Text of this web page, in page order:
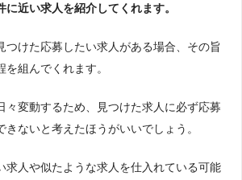
近い求人を紹介してくれます。
つけた応募したい求人がある場合、その旨
組んでくれます。
々変動するため、見つけた求人に必ず応募
きないと考えたほうがいいでしょう。
求人や似たような求人を仕入れている可能